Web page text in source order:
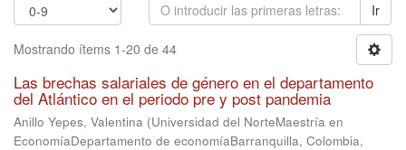
Ir
Mostrando ítems 1-20 de 44
Las brechas salariales de género en el departamento
del Atlántico en el periodo pre y post pandemia
Anillo Yepes, Valentina (Universidad del NorteMaestría en
EconomíaDepartamento de economíaBarranquilla, Colombia,